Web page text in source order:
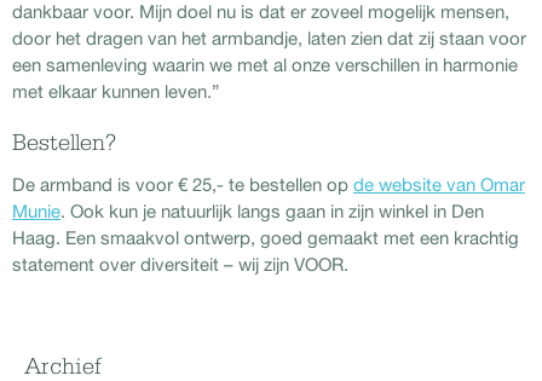
dankbaar voor. Mijn doel nu is dat er zoveel mogelijk mensen,
door het dragen van het armbandje, laten zien dat zij staan voor
een samenleving waarin we met al onze verschillen in harmonie
met elkaar kunnen leven.”
Bestellen?
De armband is voor € 25,- te bestellen op de website van Omar
Munie. Ook kun je natuurlijk langs gaan in zijn winkel in Den
Haag. Een smaakvol ontwerp, goed gemaakt met een krachtig
statement over diversiteit – wij zijn VOOR.
Archief